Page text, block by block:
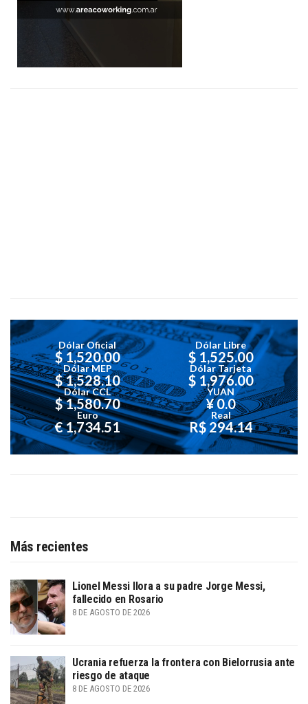
Dólar Oficial
$ 1,520.00
Dólar Libre
$ 1,525.00
Dólar MEP
$ 1,528.10
Dólar Tarjeta
$ 1,976.00
Dólar CCL
$ 1,580.70
YUAN
¥ 0.0
Euro
€ 1,734.51
Real
R$ 294.14
Más recientes
Lionel Messi llora a su padre Jorge Messi,
fallecido en Rosario
8 DE AGOSTO DE 2026
Ucrania refuerza la frontera con Bielorrusia ante
riesgo de ataque
8 DE AGOSTO DE 2026